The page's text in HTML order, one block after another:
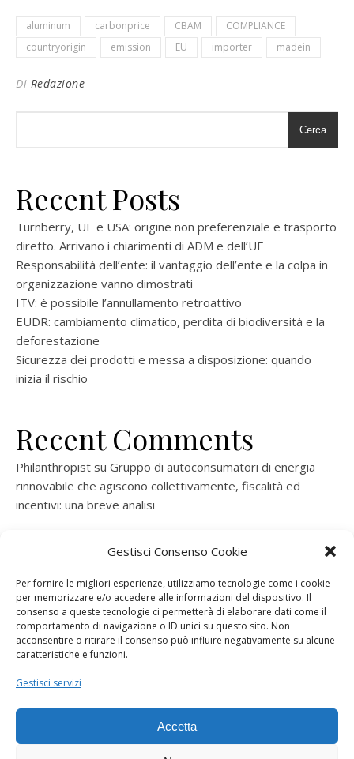
Gestisci Consenso Cookie
Per fornire le migliori esperienze, utilizziamo tecnologie come i cookie
per memorizzare e/o accedere alle informazioni del dispositivo. Il
consenso a queste tecnologie ci permetterà di elaborare dati come il
comportamento di navigazione o ID unici su questo sito. Non
acconsentire o ritirare il consenso può influire negativamente su alcune
caratteristiche e funzioni.
Gestisci servizi
Accetta
aluminum carbonprice CBAM
COMPLIANCE
countryorigin
emission EU importer madein
Di Redazione
Cerca
Recent Posts
Turnberry, UE e USA: origine non preferenziale e trasporto
diretto. Arrivano i chiarimenti di ADM e dell’UE
Responsabilità dell’ente: il vantaggio dell’ente e la colpa in
organizzazione vanno dimostrati
ITV: è possibile l’annullamento retroattivo
EUDR: cambiamento climatico, perdita di biodiversità e la
deforestazione
Sicurezza dei prodotti e messa a disposizione: quando
inizia il rischio
Recent Comments
Philanthropist su Gruppo di autoconsumatori di energia
rinnovabile che agiscono collettivamente, fiscalità ed
incentivi: una breve analisi
rinnovabile che agiscono collettivamente, fiscalità ed
ramatogelsuGruppo di autoconsumatori di energia
rinnovabile che agiscono collettivamente, fiscalità ed
incentivi: una breve analisi
consorzio per la produzione di energia elettrica